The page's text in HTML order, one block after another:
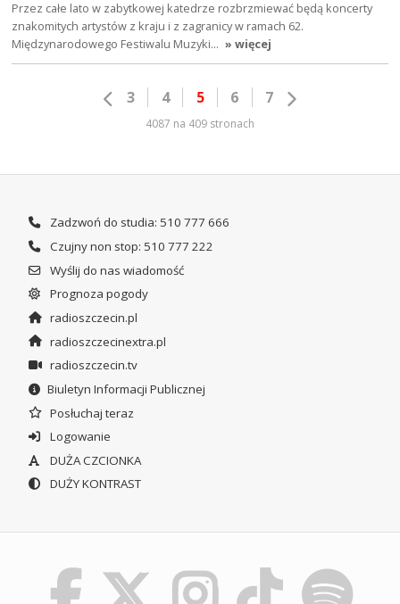
Przez całe lato w zabytkowej katedrze rozbrzmiewać będą koncerty
znakomitych artystów z kraju i z zagranicy w ramach 62.
Międzynarodowego Festiwalu Muzyki… » więcej
3 4 5 6 7
4087 na 409 stronach
Zadzwoń do studia: 510 777 666
Czujny non stop: 510 777 222
Wyślij do nas wiadomość
Prognoza pogody
radioszczecin.pl
radioszczecinextra.pl
radioszczecin.tv
Biuletyn Informacji Publicznej
Posłuchaj teraz
Logowanie
DUŻA CZCIONKA
DUŻY KONTRAST